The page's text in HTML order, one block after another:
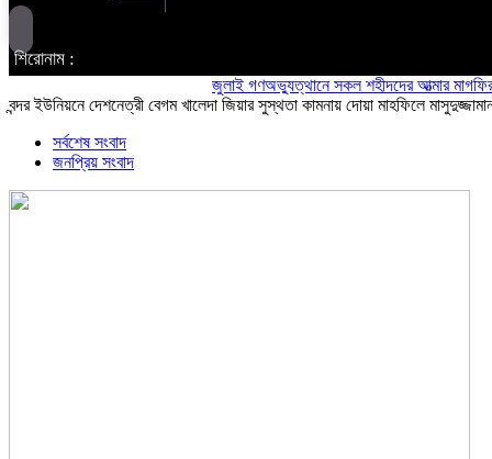
শিরোনাম :
জুলাই গণঅভ্যুত্থানে সকল শহীদদের আত্মার মাগফিরাত
বন্দর ইউনিয়নে দেশনেত্রী বেগম খালেদা জিয়ার সুস্থতা কামনায় দোয়া মাহফিলে
সর্বশেষ সংবাদ
জনপ্রিয় সংবাদ